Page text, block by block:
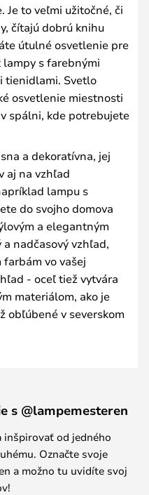
Je to veľmi užitočné, či
čítajú dobrú knihu
útulné osvetlenie pre
lampy s farebnými
tienidlami. Svetlo
osvetlenie miestnosti
spálni, kde potrebujete
a dekoratívna, jej
aj na vzhľad
lampu s
do svojho domova
a elegantným
nadčasový vzhľad,
vo vašej
- oceľ tiež vytvára
materiálom, ako je
obľúbené v severskom
s @lampemesteren
inšpirovať od jedného
Označte svoje
a možno tu uvidíte svoj